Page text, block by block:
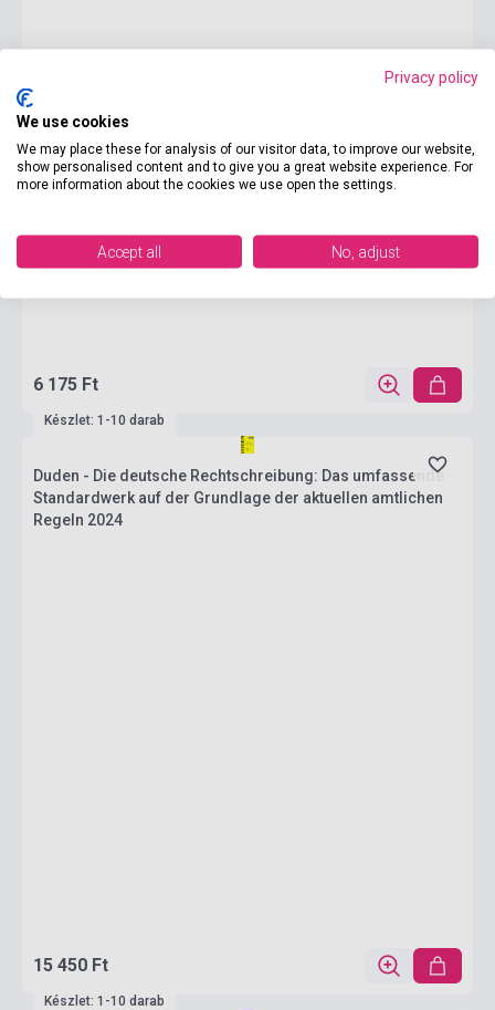
6 175 Ft
Készlet: 1-10 darab
Duden - Die deutsche Rechtschreibung: Das umfassende
Standardwerk auf der Grundlage der aktuellen amtlichen
Regeln 2024
15 450 Ft
Készlet: 1-10 darab
Privacy policy
We use cookies
We may place these for analysis of our visitor data, to improve our website,
show personalised content and to give you a great website experience. For
more information about the cookies we use open the settings.
Accept all No, adjust